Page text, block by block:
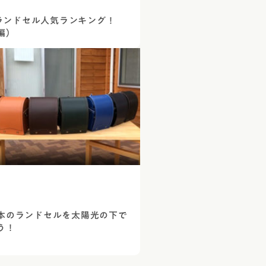
ドセル人気ランキング！
）
のランドセルを太陽光の下で
！